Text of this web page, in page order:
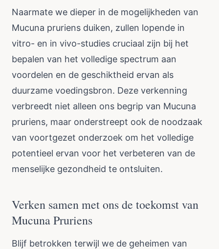
Naarmate we dieper in de mogelijkheden van
Mucuna pruriens duiken, zullen lopende in
vitro- en in vivo-studies cruciaal zijn bij het
bepalen van het volledige spectrum aan
voordelen en de geschiktheid ervan als
duurzame voedingsbron. Deze verkenning
verbreedt niet alleen ons begrip van Mucuna
pruriens, maar onderstreept ook de noodzaak
van voortgezet onderzoek om het volledige
potentieel ervan voor het verbeteren van de
menselijke gezondheid te ontsluiten.
Verken samen met ons de toekomst van
Mucuna Pruriens
Blijf betrokken terwijl we de geheimen van